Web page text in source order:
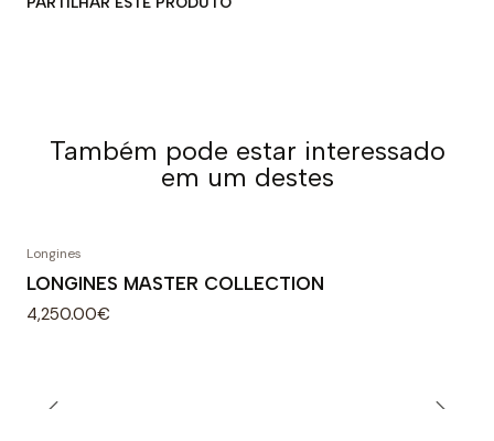
Também pode estar interessado
em um destes
Longines
LONGINES MASTER COLLECTION
4,250.00€